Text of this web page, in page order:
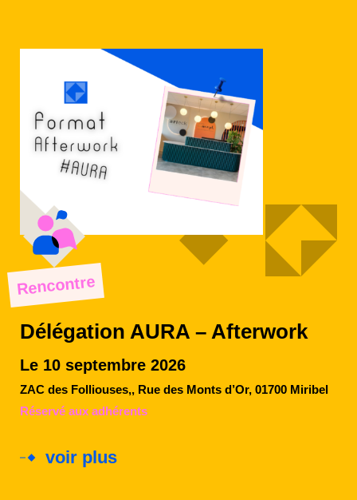
Rencontre
Délégation AURA – Afterwork
Le 10 septembre 2026
ZAC des Folliouses,, Rue des Monts d’Or, 01700 Miribel
Réservé aux adhérents
voir plus